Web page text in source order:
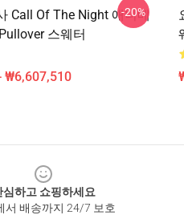
Call Of The Night 애니메
스웨터
₩6,607,510
-20%
심하고 쇼핑하세요
서 배송까지 24/7 보호